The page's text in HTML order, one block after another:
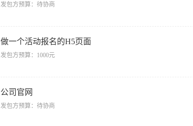
发包方预算：待协商
做一个活动报名的H5页面
发包方预算：1000元
公司官网
发包方预算：待协商